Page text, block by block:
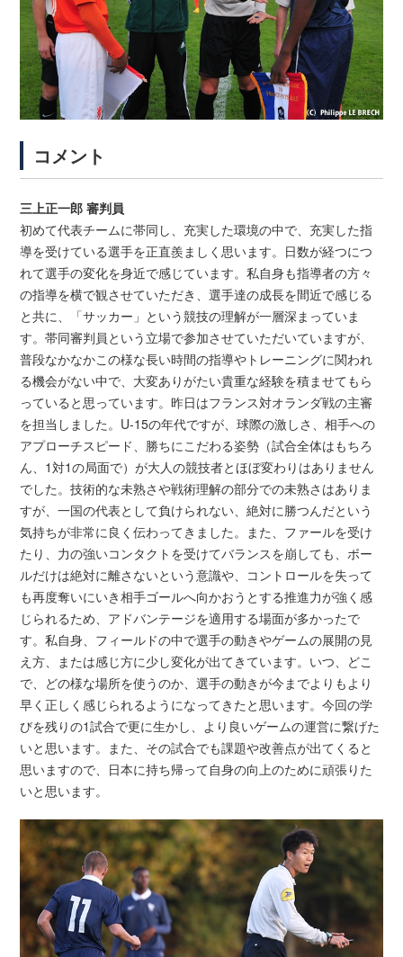
コメント
三上正一郎 審判員
初めて代表チームに帯同し、充実した環境の中で、充実した指
導を受けている選手を正直羨ましく思います。日数が経つにつ
れて選手の変化を身近で感じています。私自身も指導者の方々
の指導を横で観させていただき、選手達の成長を間近で感じる
と共に、「サッカー」という競技の理解が一層深まっていま
す。帯同審判員という立場で参加させていただいていますが、
普段なかなかこの様な長い時間の指導やトレーニングに関われ
る機会がない中で、大変ありがたい貴重な経験を積ませてもら
っていると思っています。昨日はフランス対オランダ戦の主審
を担当しました。U-15の年代ですが、球際の激しさ、相手への
アプローチスピード、勝ちにこだわる姿勢（試合全体はもちろ
ん、1対1の局面で）が大人の競技者とほぼ変わりはありません
でした。技術的な未熟さや戦術理解の部分での未熟さはありま
すが、一国の代表として負けられない、絶対に勝つんだという
気持ちが非常に良く伝わってきました。また、ファールを受け
たり、力の強いコンタクトを受けてバランスを崩しても、ボー
ルだけは絶対に離さないという意識や、コントロールを失って
も再度奪いにいき相手ゴールへ向かおうとする推進力が強く感
じられるため、アドバンテージを適用する場面が多かったで
す。私自身、フィールドの中で選手の動きやゲームの展開の見
え方、または感じ方に少し変化が出てきています。いつ、どこ
で、どの様な場所を使うのか、選手の動きが今までよりもより
早く正しく感じられるようになってきたと思います。今回の学
びを残りの1試合で更に生かし、より良いゲームの運営に繋げた
いと思います。また、その試合でも課題や改善点が出てくると
思いますので、日本に持ち帰って自身の向上のために頑張りた
いと思います。